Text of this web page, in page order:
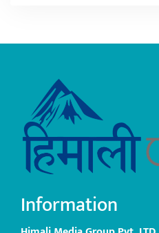
Information